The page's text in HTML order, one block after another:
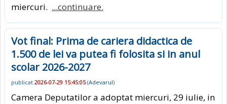
miercuri. ...continuare.
Vot final: Prima de cariera didactica de
1.500 de lei va putea fi folosita si in anul
scolar 2026-2027
publicat 2026-07-29 15:45:05(Adevarul)
Camera Deputatilor a adoptat miercuri, 29 iulie, in